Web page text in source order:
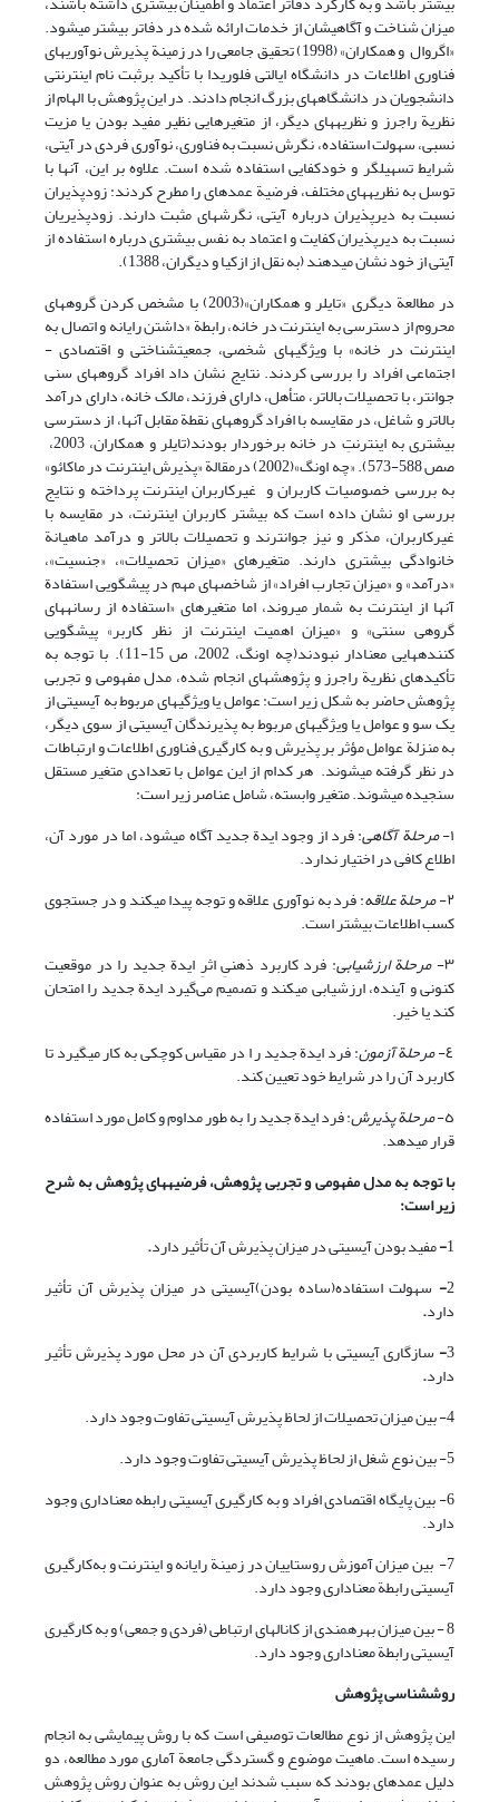
میزان شناخت و آگاهی‎شان از خدمات ارائه شده در دفاتر بیشتر می‎شود.
«اگروال و همکاران» (1998) تحقیق جامعی را در زمینة پذیرش نوآوریهای
فناوری اطلاعات در دانشگاه ایالتی فلوریدا با تأکید برثبت نام اینترنتی
دانشجویان در دانشگاه‎های بزرگ انجام دادند. در این پژوهش با الهام از
نظریة راجرز و نظریه‎های دیگر، از متغیرهایی نظیر مفید بودن یا مزیت
نسبی، سهولت استفاده، نگرش نسبت به فناوری، نوآوری فردی در آی‎تی،
شرایط تسهیل‎گر و خودکفایی استفاده شده است. علاوه بر این، آنها با
توسل به نظریه‎های مختلف، فرضیة عمده‎ای را مطرح کردند: زودپذیران
نسبت به دیرپذیران درباره آی‎تی، نگرشهای مثبت دارند. زودپذیریان
نسبت به دیرپذیران کفایت و اعتماد به نفس بیشتری درباره استفاده از
آی‎تی از خود نشان می‎دهند (به نقل از ازکیا و دیگران، 1388).
در مطالعة دیگری «تایلر و همکاران»(2003) با مشخص کردن گروه‎های
محروم از دسترسی به اینترنت در خانه، رابطة «داشتن رایانه و اتصال به
اینترنت در خانه» با ویژگیهای شخصی، جمعیت‎شناختی و اقتصادی -
اجتماعی افراد را بررسی کردند. نتایج نشان داد افراد گروه‎های سنی
جوان‎تر، با تحصیلات بالاتر، متأهل، دارای فرزند، مالک خانه، دارای درآمد
بالاتر و شاغل، در مقایسه با افراد گروه‎های نقطة مقابل آنها، از دسترسی
بیشتری به اینترنتِ در خانه برخوردار بودند(تایلر و همکاران، 2003،
صص 588-573). «چه اونگ»(2002) درمقالة «پذیرش اینترنت در ماکائو»
به بررسی خصوصیات کاربران و غیرکاربران اینترنت پرداخته و نتایج
بررسی او نشان داده است که بیشتر کاربران اینترنت، در مقایسه با
غیرکاربران، مذکر و نیز جوان‎ترند و تحصیلات بالاتر و درآمد ماهیانة
خانوادگی بیشتری دارند. متغیرهای «میزان تحصیلات»، «جنسیت»،
«درآمد» و «میزان تجارب افراد» از شاخصهای مهم در پیشگویی استفادة
آنها از اینترنت به شمار می‎روند، اما متغیرهای «استفاده از رسانه‎های
گروهی سنتی» و «میزان اهمیت اینترنت از نظر کاربر» پیشگویی
کننده‎هایی معنادار نبودند(چه اونگ، 2002، ص 15-11). با توجه به
تأکیدهای نظریة راجرز و پژوهشهای انجام شده، مدل مفهومی و تجربی
پژوهش حاضر به شکل زیر است: عوامل یا ویژگیهای مربوط به آی‎سی‎تی از
یک سو و عوامل یا ویژگیهای مربوط به پذیرندگان آی‎سی‎تی از سوی دیگر،
به منزلة عوامل مؤثر بر پذیرش و به کارگیری فناوری اطلاعات و ارتباطات
در نظر گرفته می‎شوند. هر کدام از این عوامل با تعدادی متغیر مستقل
سنجیده می‎شوند. متغیر وابسته، شامل عناصر زیر است:
١- مرحلة آگاهی : فرد از وجود ایدة جدید آگاه می‎شود، اما در مورد آن،
اطلاع کافی در اختیار ندارد.
٢- مرحلة علاقه : فرد به نوآوری علاقه و توجه پیدا می‎کند و در جستجوی
کسب اطلاعات بیشتر است.
٣- مرحلة ارزشیابی: فرد کاربرد ذهنیِ اثرِ ایدة جدید را در موقعیت
کنونی و آینده، ارزشیابی می‎کند و تصمیم می‌گیرد ایدة جدید را امتحان
کند یا خیر.
٤- مرحلة آزمون : فرد ایدة جدید ر ا در مقیاس کوچکی به کار می‎گیرد تا
کاربرد آن را در شرایط خود تعیین کند.
٥- مرحلة پذیرش: فرد ایدة جدید را به طور مداوم و کامل مورد استفاده
قرار می‎دهد.
با توجه به مدل مفهومی و تجربی پژوهش، فرضیههای پژوهش به شرح
زیر است:
1
-مفید بودن آی‎سی‎تی در میزان پذیرش آن تأثیر دارد
.
2
- سهولت استفاده(ساده بودن)آی‎سی‎تی در میزان پذیرش آن تأثیر
دارد.
3
- سازگاری آی‎سی‎تی با شرایط کاربردی آن در محل مورد پذیرش تأثیر
دارد.
4- بین میزان تحصیلات از لحاظ پذیرش آی‎سی‎تی تفاوت وجود دارد.
5- بین نوع شغل از لحاظ پذیرش آی‎سی‎تی تفاوت وجود دارد.
6- بین پایگاه اقتصادی افراد و به کارگیری آی‎سی‎تی رابطه معناداری وجود
دارد.
7- بین میزان آموزش روستاییان در زمینة رایانه و اینترنت و به‌کارگیری
آی‎سی‎تی رابطة معناداری وجود دارد.
8 - بین میزان بهره‎مندی از کانالهای ارتباطی (فردی و جمعی) و به کارگیری
آی‎سی‎تی رابطة معناداری وجود دارد.
روششناسی پژوهش
این پژوهش از نوع مطالعات توصیفی است که با روش پیمایشی به انجام
رسیده است. ماهیت موضوع و گستردگی جامعة آماری مورد مطالعه، دو
دلیل عمده‎ای بودند که سبب شدند این روش به عنوان روش پژوهش